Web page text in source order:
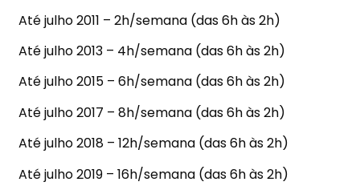
Até julho 2011 – 2h/semana (das 6h às 2h)
Até julho 2013 – 4h/semana (das 6h às 2h)
Até julho 2015 – 6h/semana (das 6h às 2h)
Até julho 2017 – 8h/semana (das 6h às 2h)
Até julho 2018 – 12h/semana (das 6h às 2h)
Até julho 2019 – 16h/semana (das 6h às 2h)